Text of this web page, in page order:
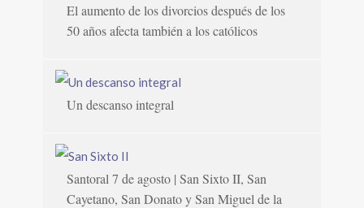
El aumento de los divorcios después de los
50 años afecta también a los católicos
Un descanso integral
Santoral 7 de agosto | San Sixto II, San
Cayetano, San Donato y San Miguel de la